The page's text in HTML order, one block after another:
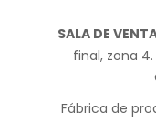
SALA DE
final, zona
Fábrica de